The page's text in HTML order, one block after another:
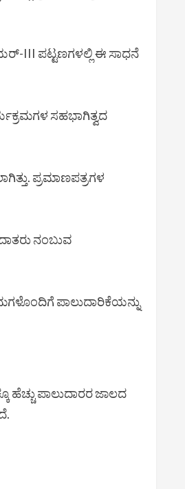
III ಪಟ್ಟಣಗಳಲ್ಲಿ ಈ ಸಾಧನೆ
ಸಹಭಾಗಿತ್ವದ
ಪ್ರಮಾಣಪತ್ರಗಳ
ನಂಬುವ
ಪಾಲುದಾರಿಕೆಯನ್ನು
ಹೆಚ್ಚು ಪಾಲುದಾರರ ಜಾಲದ